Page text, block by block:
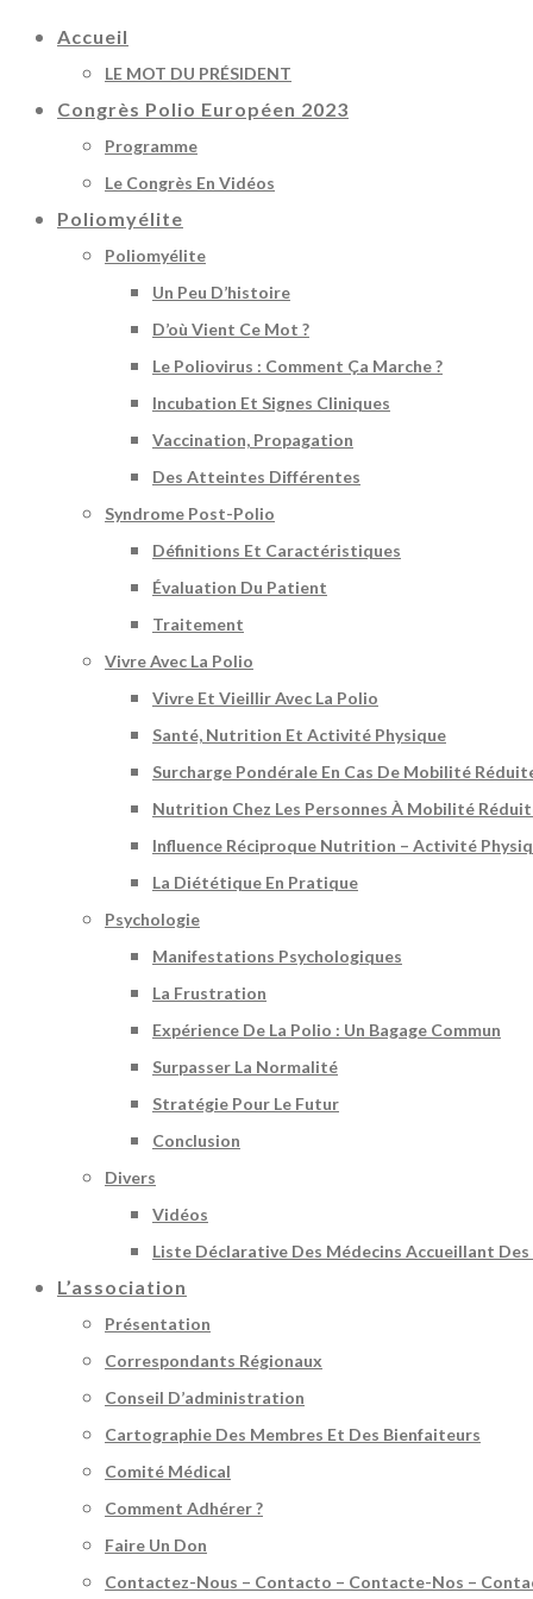
Accueil
LE MOT DU PRÉSIDENT
Congrès Polio Européen 2023
Programme
Le Congrès En Vidéos
Poliomyélite
Poliomyélite
Un Peu D’histoire
D’où Vient Ce Mot ?
Le Poliovirus : Comment Ça Marche ?
Incubation Et Signes Cliniques
Vaccination, Propagation
Des Atteintes Différentes
Syndrome Post-Polio
Définitions Et Caractéristiques
Évaluation Du Patient
Traitement
Vivre Avec La Polio
Vivre Et Vieillir Avec La Polio
Santé, Nutrition Et Activité Physique
Surcharge Pondérale En Cas De Mobilité
Nutrition Chez Les Personnes À Mobilité
Influence Réciproque Nutrition – Activité
La Diététique En Pratique
Psychologie
Manifestations Psychologiques
La Frustration
Expérience De La Polio : Un Bagage Commun
Surpasser La Normalité
Stratégie Pour Le Futur
Conclusion
Divers
Vidéos
Liste Déclarative Des Médecins Accueillant
L’association
Présentation
Correspondants Régionaux
Conseil D’administration
Cartographie Des Membres Et Des Bienfaiteurs
Comité Médical
Comment Adhérer ?
Faire Un Don
Contactez-Nous – Contacto – Contacte-Nos –